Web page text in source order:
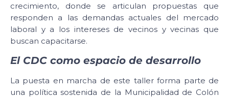
crecimiento, donde se articulan propuestas que
responden a las demandas actuales del mercado
laboral y a los intereses de vecinos y vecinas que
buscan capacitarse.
El CDC como espacio de desarrollo
La puesta en marcha de este taller forma parte de
una política sostenida de la Municipalidad de Colón